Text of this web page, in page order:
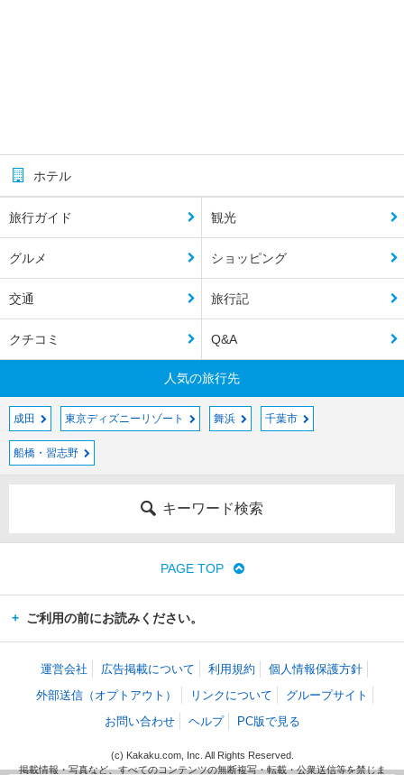
ホテル
旅行ガイド 観光
グルメ ショッピング
交通 旅行記
クチコミ Q&A
人気の旅行先
成田 東京ディズニーリゾート 舞浜 千葉市
船橋・習志野
キーワード検索
PAGE TOP
ご利用の前にお読みください。
運営会社 広告掲載について 利用規約
個人情報保護方針
外部送信（オプトアウト）
リンクについて
グループサイト
お問い合わせ
ヘルプ PC版で見る
(c) Kakaku.com, Inc. All Rights Reserved.
掲載情報・写真など、すべてのコンテンツの無断複写・転載・公衆送信等を禁じま